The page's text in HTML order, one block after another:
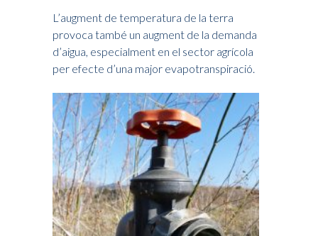
L’augment de temperatura de la terra
provoca també un augment de la demanda
d’aigua, especialment en el sector agrícola
per efecte d’una major evapotranspiració.